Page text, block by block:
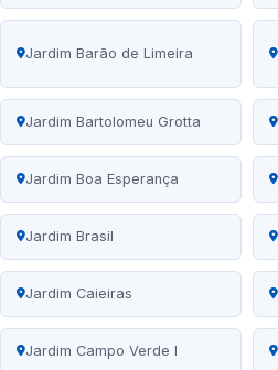
Jardim Barão de Limeira
Jardim Bartolomeu Grotta
Jardim Boa Esperança
Jardim Brasil
Jardim Caieiras
Jardim Campo Verde I